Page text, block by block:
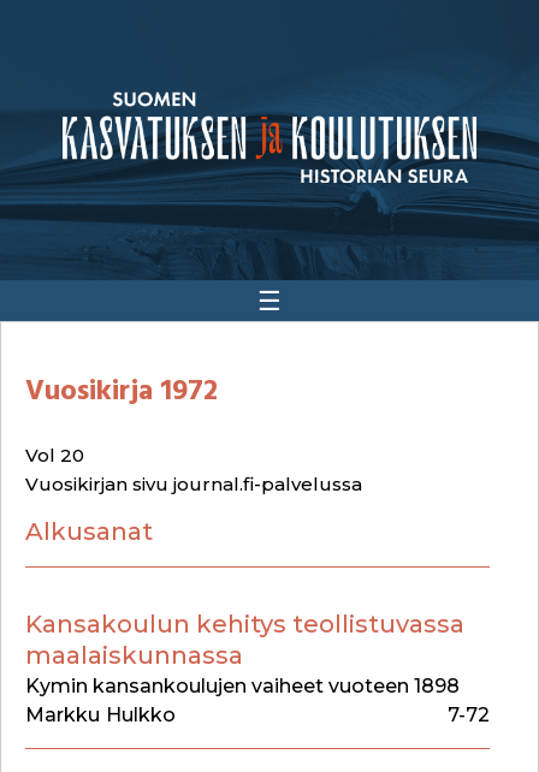
☰
Vuosikirja 1972
Vol 20
Vuosikirjan sivu journal.fi-palvelussa
Alkusanat
Kansakoulun kehitys teollistuvassa
maalaiskunnassa
Kymin kansankoulujen vaiheet vuoteen 1898
Markku Hulkko 7-72